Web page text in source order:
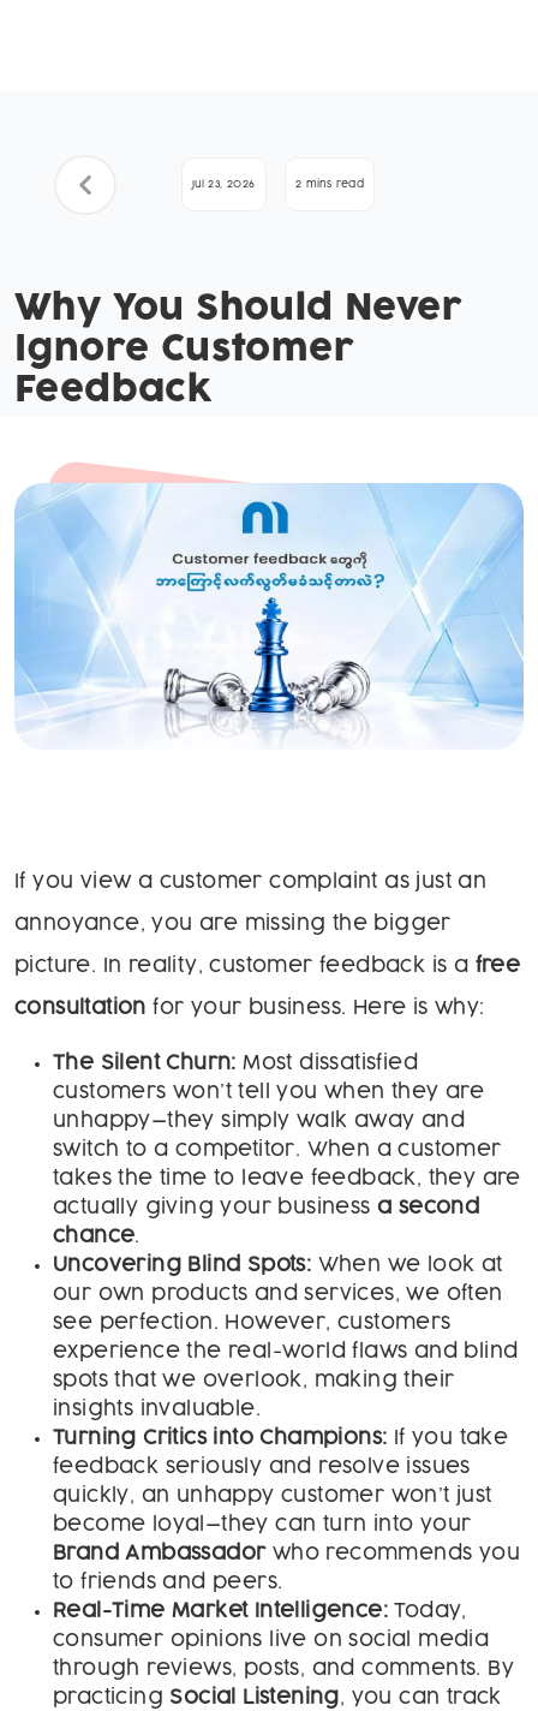
Jul 23, 2026 2 mins read
Why You Should Never
Ignore Customer
Feedback
If you view a customer complaint as just an
annoyance, you are missing the bigger
picture. In reality, customer feedback is a free
consultation for your business. Here is why:
The Silent Churn: Most dissatisfied
customers won’t tell you when they are
unhappy—they simply walk away and
switch to a competitor. When a customer
takes the time to leave feedback, they are
actually giving your business a second
chance.
Uncovering Blind Spots: When we look at
our own products and services, we often
see perfection. However, customers
experience the real-world flaws and blind
spots that we overlook, making their
insights invaluable.
Turning Critics into Champions: If you take
feedback seriously and resolve issues
quickly, an unhappy customer won’t just
become loyal—they can turn into your
Brand Ambassadorwho recommends you
to friends and peers.
Real-Time Market Intelligence: Today,
consumer opinions live on social media
through reviews, posts, and comments. By
practicing Social Listening, you can track